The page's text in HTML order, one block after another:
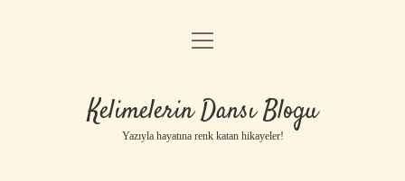
Anasayfa
Yasal Uyarı
menüyü
Kelimelerin Dansı Blogu
Yazıyla hayatına renk katan hikayeler!